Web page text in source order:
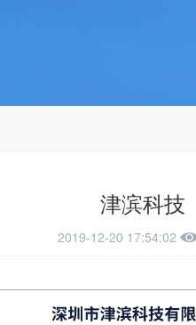
津滨科技
2019-12-20 17:54:02